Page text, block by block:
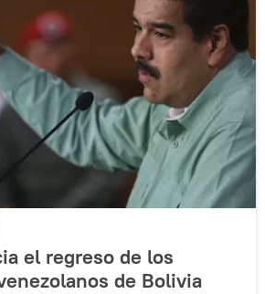
el regreso de los
de Bolivia